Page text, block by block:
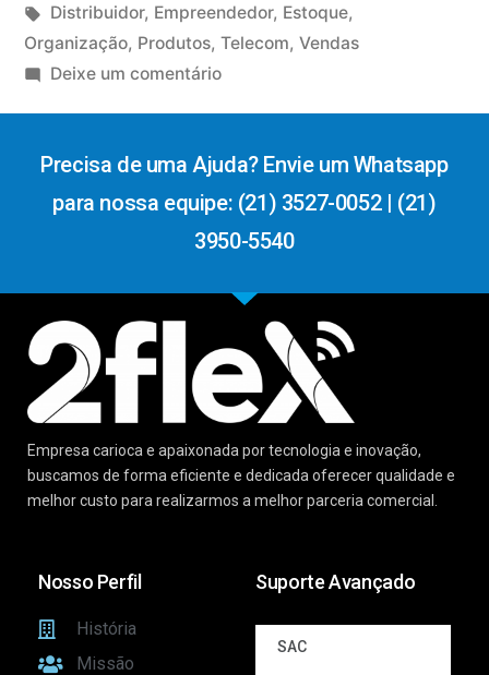
Distribuidor, Empreendedor, Estoque,
Organização, Produtos, Telecom, Vendas
Deixe um comentário
Precisa de uma Ajuda? Envie um Whatsapp
para nossa equipe: (21) 3527-0052 | (21)
3950-5540
Empresa carioca e apaixonada por tecnologia e inovação,
buscamos de forma eficiente e dedicada oferecer qualidade e
melhor custo para realizarmos a melhor parceria comercial.
Nosso Perfil
História
Missão
Suporte Avançado
SAC